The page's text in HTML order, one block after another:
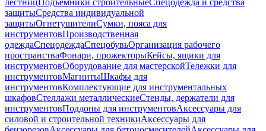
лестницПодъемники строительныеСпецодежда и средства
защитыСредства индивидуальной
защитыОгнетушителиСумки, пояса для
инструментовПроизводственная
одеждаСпецодеждаСпецобувьОрганизация рабочего
пространстваФонари, прожекторыКейсы, ящики для
инструментовОборудование для мастерскойТележки для
инструментовМагнитыШкафы для
инструментовКомплектующие для инструментальных
шкафовСтеллажи металлическиеСтенды, держатели для
инструментовПоддоны для инструментовАксессуары для
силовой и строительной техникиАксессуары для